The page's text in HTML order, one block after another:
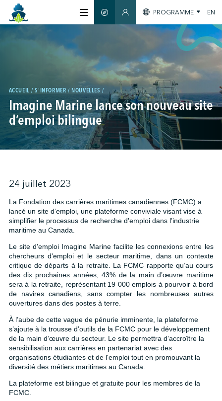
À PROPOS
CERTIFICATION
MEMBRES
GREENTECH
S'INFORMER
NOUS JOINDRE
↩︎
GUIDE INTELLIGENT
SECTION MEMBRES
PROGRAMME EN
ACCUEIL S'INFORMER NOUVELLES
Imagine Marine lance son nouveau site
d’emploi bilingue
24 juillet 2023
La Fondation des carrières maritimes canadiennes (FCMC) a
lancé un site d’emploi, une plateforme conviviale visant vise à
simplifier le processus de recherche d'emploi dans l’industrie
maritime au Canada.
Le site d'emploi Imagine Marine facilite les connexions entre les
chercheurs d'emploi et le secteur maritime, dans un contexte
critique de départs à la retraite. La FCMC rapporte qu’au cours
des dix prochaines années, 43% de la main d’œuvre maritime
sera à la retraite, représentant 19 000 emplois à pourvoir à bord
de navires canadiens, sans compter les nombreuses autres
ouvertures dans des postes à terre.
À l’aube de cette vague de pénurie imminente, la plateforme
s’ajoute à la trousse d’outils de la FCMC pour le développement
de la main d’œuvre du secteur. Le site permettra d’accroître la
sensibilisation aux carrières en partenariat avec des
organisations étudiantes et de l'emploi tout en promouvant la
diversité des métiers maritimes au Canada.
La plateforme est bilingue et gratuite pour les membres de la
FCMC.